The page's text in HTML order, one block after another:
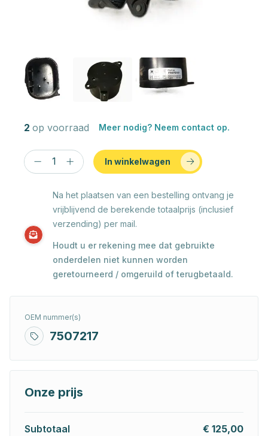
2 op voorraad Meer nodig? Neem contact op.
In winkelwagen
Na het plaatsen van een bestelling ontvang je
vrijblijvend de berekende totaalprijs (inclusief
verzending) per mail.
Houdt u er rekening mee dat gebruikte
onderdelen niet kunnen worden
geretourneerd / omgeruild of terugbetaald.
OEM nummer(s)
7507217
Onze prijs
Subtotaal
€ 125,00